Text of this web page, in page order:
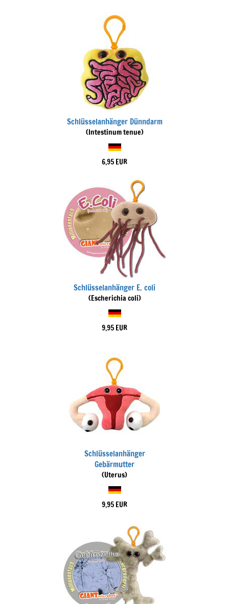
Schlüsselanhänger Dünndarm
(Intestinum tenue)
6,95 EUR
Schlüsselanhänger E. coli
(Escherichia coli)
9,95 EUR
Schlüsselanhänger
Gebärmutter
(Uterus)
9,95 EUR